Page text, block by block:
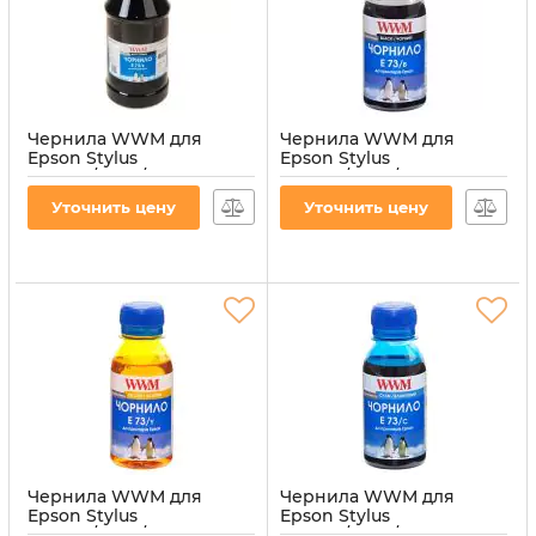
Чернила WWM для
Epson Stylus
CX3700/TX119/TX419 1000г
Black водорастворимые
(E73/B-4)
Уточнить цену
Чернила WWM для
Epson Stylus
CX3700/TX119/TX419 100г
Black водорастворимые
(E73/B-2)
Уточнить цену
Чернила WWM для
Epson Stylus
Чернила WWM для
Epson Stylus